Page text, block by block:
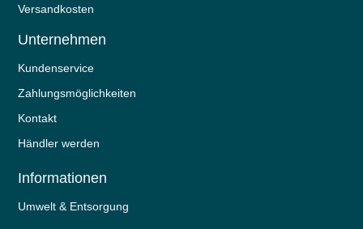
Versandkosten
Unternehmen
Kundenservice
Zahlungsmöglichkeiten
Kontakt
Händler werden
Informationen
Umwelt & Entsorgung